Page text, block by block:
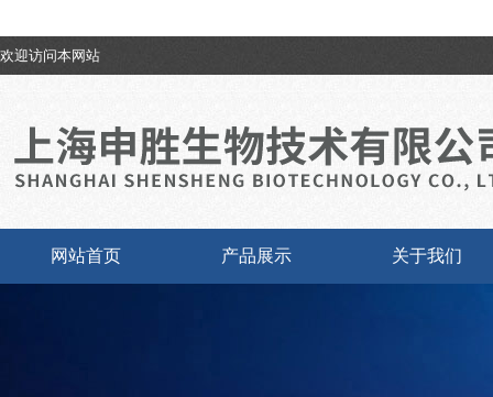
欢迎访问本网站
网站首页 产品展示 关于我们